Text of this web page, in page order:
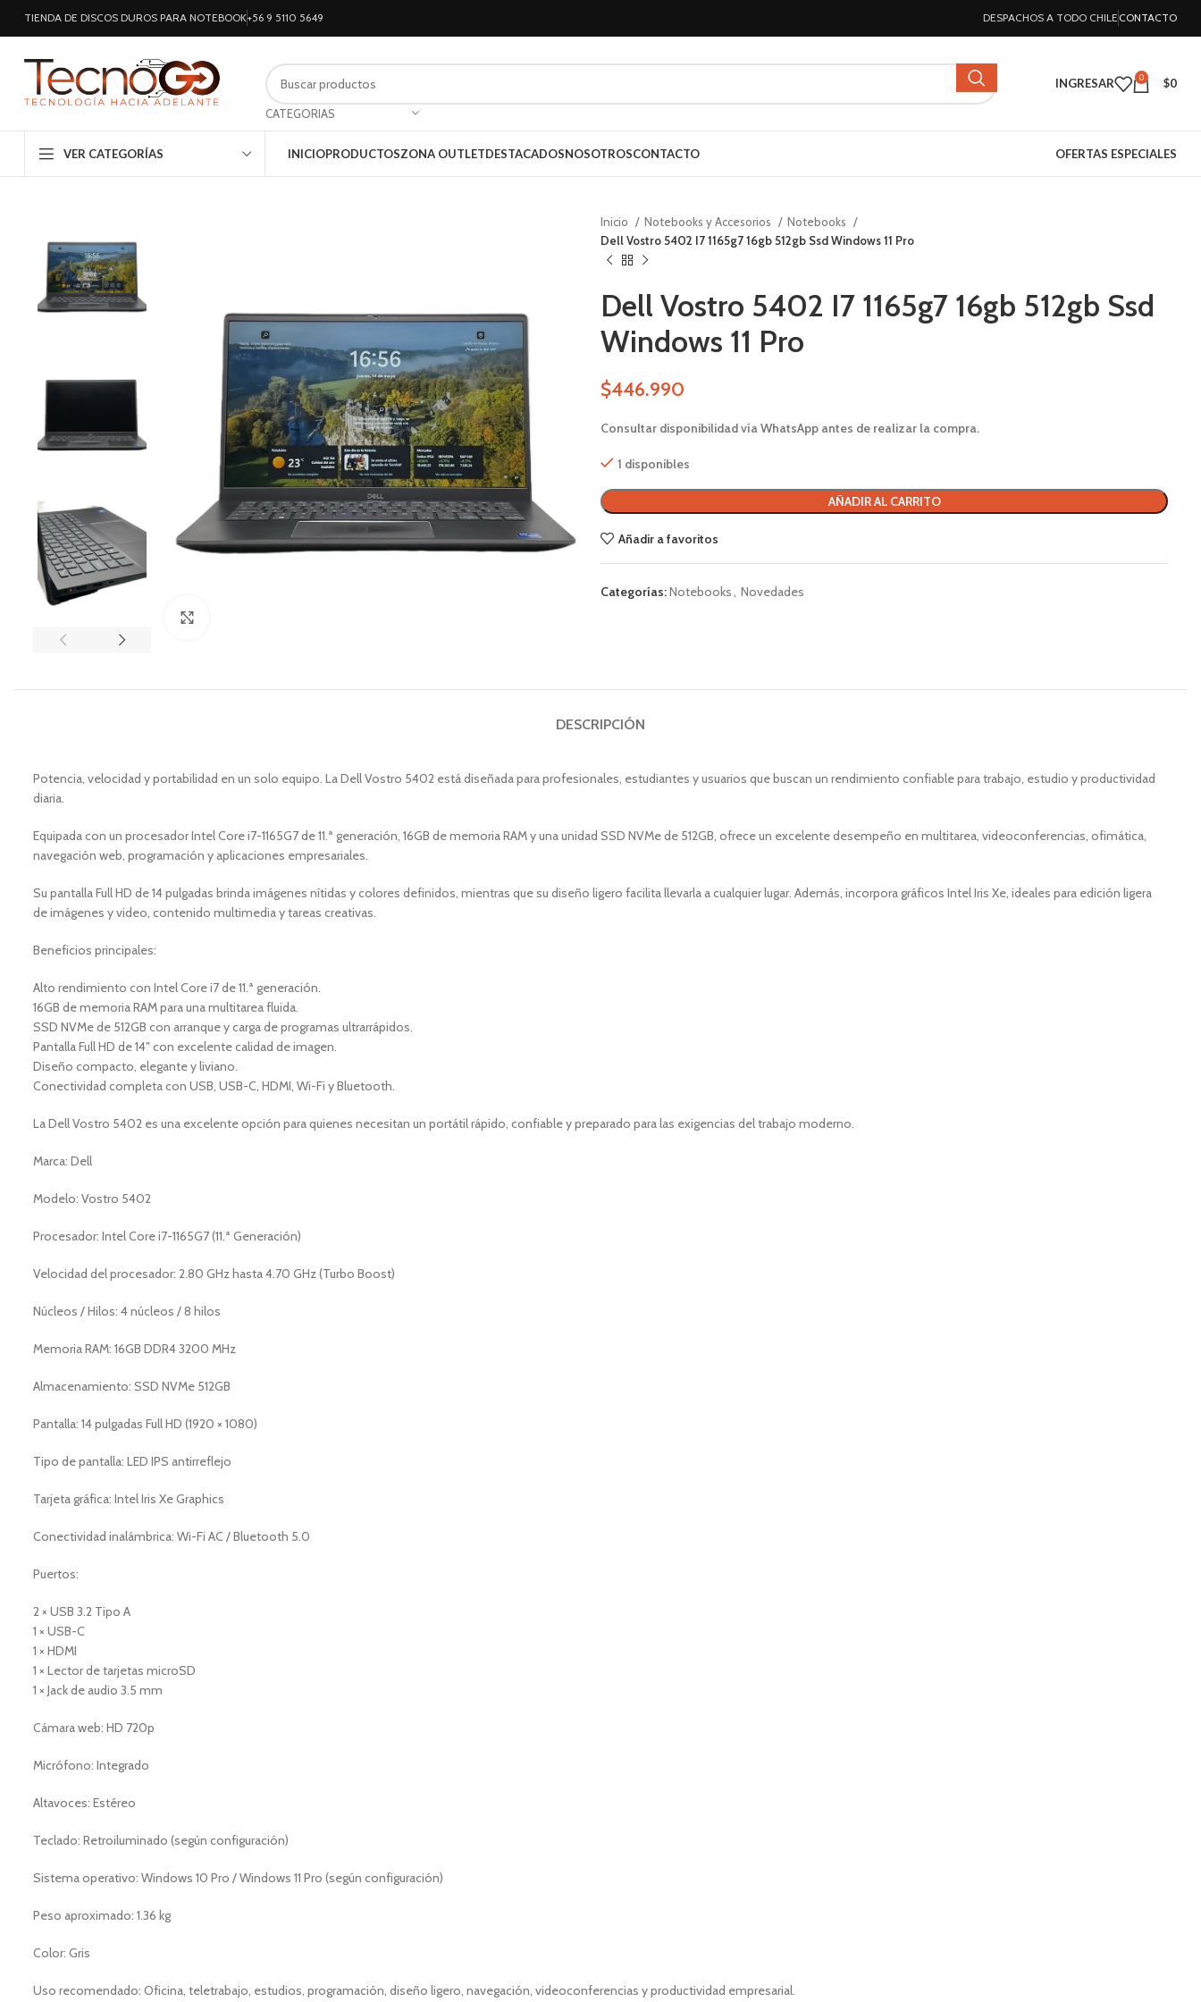
TIENDA DE DISCOS DUROS PARA NOTEBOOK+56 9 5110 5649 DESPACHOS A TODO CHILE CONTACTO
CATEGORIAS
INGRESAR 0 $0
VER CATEGORÍAS INICIOPRODUCTOSZONA OUTLETDESTACADOSNOSOTROSCONTACTO OFERTAS ESPECIALES
Inicio Notebooks y Accesorios
Notebooks
Dell Vostro 5402 I7 1165g7 16gb 512gb Ssd Windows 11 Pro
Dell Vostro 5402 I7 1165g7 16gb 512gb Ssd
Windows 11 Pro
$446.990
Consultar disponibilidad vía WhatsApp antes de realizar la compra.
1 disponibles
AÑADIR AL CARRITO
Añadir a favoritos
Categorías:Notebooks, Novedades
DESCRIPCIÓN
Potencia, velocidad y portabilidad en un solo equipo. La Dell Vostro 5402 está diseñada para profesionales, estudiantes y usuarios que buscan un rendimiento confiable para trabajo, estudio y productividad
diaria.
Equipada con un procesador Intel Core i7-1165G7 de 11.ª generación, 16GB de memoria RAM y una unidad SSD NVMe de 512GB, ofrece un excelente desempeño en multitarea, videoconferencias, ofimática,
navegación web, programación y aplicaciones empresariales.
Su pantalla Full HD de 14 pulgadas brinda imágenes nítidas y colores definidos, mientras que su diseño ligero facilita llevarla a cualquier lugar. Además, incorpora gráficos Intel Iris Xe, ideales para edición ligera
de imágenes y video, contenido multimedia y tareas creativas.
Beneficios principales:
Alto rendimiento con Intel Core i7 de 11.ª generación.
16GB de memoria RAM para una multitarea fluida.
SSD NVMe de 512GB con arranque y carga de programas ultrarrápidos.
Pantalla Full HD de 14″ con excelente calidad de imagen.
Diseño compacto, elegante y liviano.
Conectividad completa con USB, USB-C, HDMI, Wi-Fi y Bluetooth.
La Dell Vostro 5402 es una excelente opción para quienes necesitan un portátil rápido, confiable y preparado para las exigencias del trabajo moderno.
Marca: Dell
Modelo: Vostro 5402
Procesador: Intel Core i7-1165G7 (11.ª Generación)
Velocidad del procesador: 2.80 GHz hasta 4.70 GHz (Turbo Boost)
Núcleos / Hilos: 4 núcleos / 8 hilos
Memoria RAM: 16GB DDR4 3200 MHz
Almacenamiento: SSD NVMe 512GB
Pantalla: 14 pulgadas Full HD (1920 × 1080)
Tipo de pantalla: LED IPS antirreflejo
Tarjeta gráfica: Intel Iris Xe Graphics
Conectividad inalámbrica: Wi-Fi AC / Bluetooth 5.0
Puertos:
2 × USB 3.2 Tipo A
1 × USB-C
1 × HDMI
1 × Lector de tarjetas microSD
1 × Jack de audio 3.5 mm
Cámara web: HD 720p
Micrófono: Integrado
Altavoces: Estéreo
Teclado: Retroiluminado (según configuración)
Sistema operativo: Windows 10 Pro / Windows 11 Pro (según configuración)
Peso aproximado: 1.36 kg
Color: Gris
Uso recomendado: Oficina, teletrabajo, estudios, programación, diseño ligero, navegación, videoconferencias y productividad empresarial.